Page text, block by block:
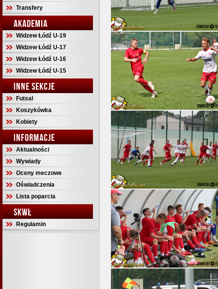
Transfery
AKADEMIA
Widzew Łódź U-19
Widzew Łódź U-17
Widzew Łódź U-16
Widzew Łódź U-15
INNE SEKCJE
Futsal
Koszykówka
Kobiety
INFORMACJE
Aktualności
Wywiady
Oceny meczowe
Oświadczenia
Lista poparcia
SKWŁ
Regulamin